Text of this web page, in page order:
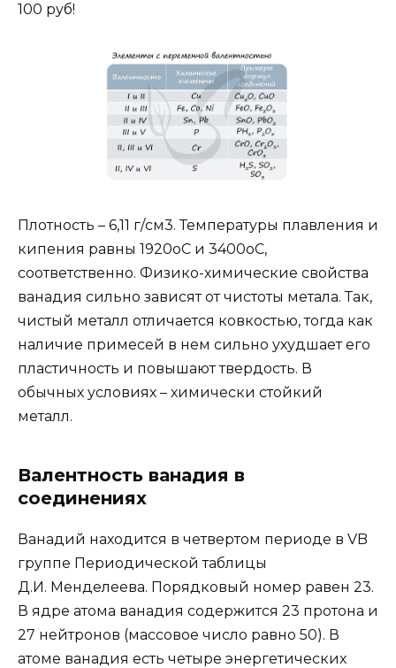
100 руб!
Плотность – 6,11 г/см3. Температуры плавления и
кипения равны 1920oС и 3400oС,
соответственно. Физико-химические свойства
ванадия сильно зависят от чистоты метала. Так,
чистый металл отличается ковкостью, тогда как
наличие примесей в нем сильно ухудшает его
пластичность и повышают твердость. В
обычных условиях – химически стойкий
металл.
Валентность ванадия в
соединениях
Ванадий находится в четвертом периоде в VB
группе Периодической таблицы
Д.И. Менделеева. Порядковый номер равен 23.
В ядре атома ванадия содержится 23 протона и
27 нейтронов (массовое число равно 50). В
атоме ванадия есть четыре энергетических